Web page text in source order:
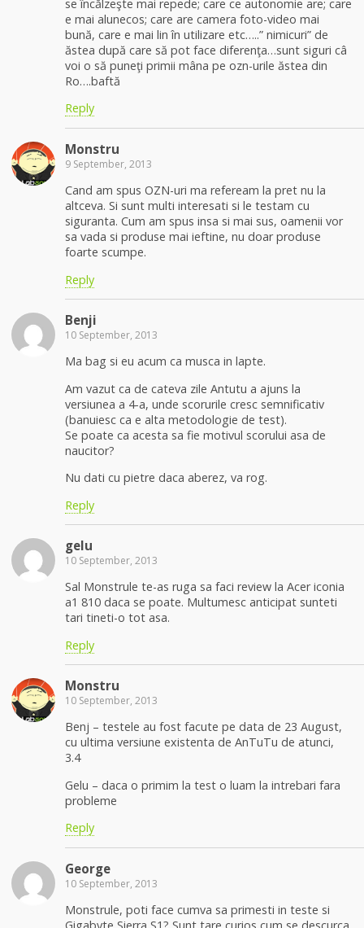
se încălzeşte mai repede; care ce autonomie are; care
e mai alunecos; care are camera foto-video mai
bună, care e mai lin în utilizare etc…..” nimicuri” de
ăstea după care să pot face diferenţa…sunt siguri câ
voi o să puneţi primii mâna pe ozn-urile ăstea din
Ro….baftă
Reply
Monstru
9 September, 2013
Cand am spus OZN-uri ma refeream la pret nu la
altceva. Si sunt multi interesati si le testam cu
siguranta. Cum am spus insa si mai sus, oamenii vor
sa vada si produse mai ieftine, nu doar produse
foarte scumpe.
Reply
Benji
10 September, 2013
Ma bag si eu acum ca musca in lapte.
Am vazut ca de cateva zile Antutu a ajuns la
versiunea a 4-a, unde scorurile cresc semnificativ
(banuiesc ca e alta metodologie de test).
Se poate ca acesta sa fie motivul scorului asa de
naucitor?
Nu dati cu pietre daca aberez, va rog.
Reply
gelu
10 September, 2013
Sal Monstrule te-as ruga sa faci review la Acer iconia
a1 810 daca se poate. Multumesc anticipat sunteti
tari tineti-o tot asa.
Reply
Monstru
10 September, 2013
Benj – testele au fost facute pe data de 23 August,
cu ultima versiune existenta de AnTuTu de atunci,
3.4
Gelu – daca o primim la test o luam la intrebari fara
probleme
Reply
George
10 September, 2013
Monstrule, poti face cumva sa primesti in teste si